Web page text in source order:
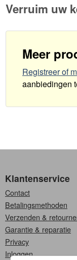
Verruim uw
Meer
Registreer of
aanbiedingen
Klantenservice
Contact
Betalingsmethoden
Verzenden &
Garantie & reparatie
Privacy
Inloggen